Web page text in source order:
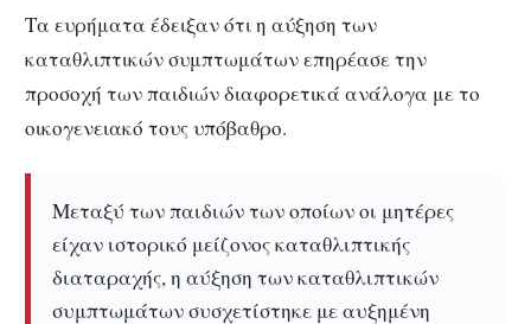
Τα ευρήματα έδειξαν ότι η αύξηση των
καταθλιπτικών συμπτωμάτων επηρέασε την
προσοχή των παιδιών διαφορετικά ανάλογα με το
οικογενειακό τους υπόβαθρο.
Μεταξύ των παιδιών των οποίων οι μητέρες
είχαν ιστορικό μείζονος καταθλιπτικής
διαταραχής, η αύξηση των καταθλιπτικών
συμπτωμάτων συσχετίστηκε με αυξημένη